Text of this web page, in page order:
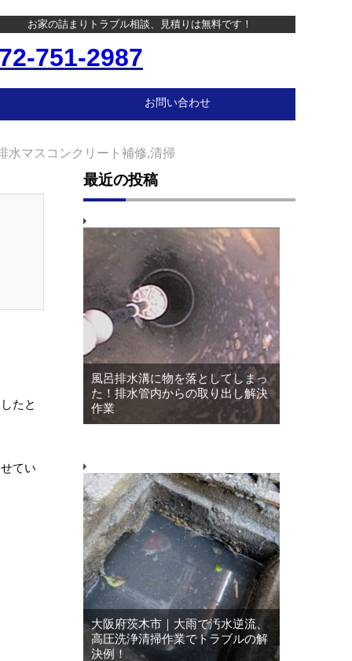
お家の詰まりトラブル相談、見積りは無料です！
751-2987
お問い合わせ
水マスコンクリート補修,清掃
たと
てい
最近の投稿
風呂排水溝に物を落としてしまっ
た！排水管内からの取り出し解決
作業
大阪府茨木市｜大雨で汚水逆流、
高圧洗浄清掃作業でトラブルの解
決例！